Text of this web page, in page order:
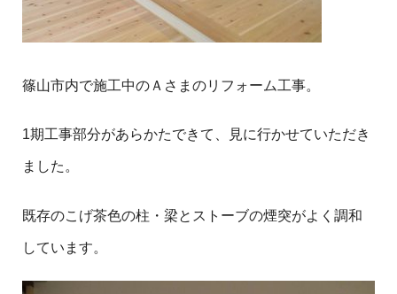
篠山市内で施工中のＡさまのリフォーム工事。
1期工事部分があらかたできて、見に行かせていただき
ました。
既存のこげ茶色の柱・梁とストーブの煙突がよく調和
しています。